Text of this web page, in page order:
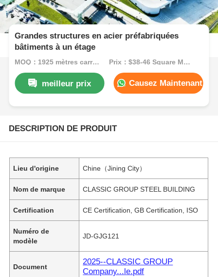
Grandes structures en acier préfabriquées
bâtiments à un étage
MOQ：1925 mètres carrés Prix：$38-46 Square Meters
meilleur prix Causez Maintenant
DESCRIPTION DE PRODUIT
Lieu d'origine Chine（Jining City）
Nom de marque CLASSIC GROUP STEEL BUILDING
Certification CE Certification, GB Certification, ISO
Numéro de
modèle
JD-GJG121
Document
2025--CLASSIC GROUP
Company...le.pdf